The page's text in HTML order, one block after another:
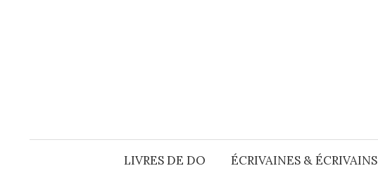
LIVRES DE DO ÉCRIVAINES & ÉCRIVAINS